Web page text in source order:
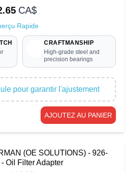
CA$
Rapide
CRAFTMANSHIP
High-grade steel and
precision bearings
pour garantir l'ajustement
AJOUTEZ AU PANIER
(OE SOLUTIONS) - 926-
Oil Filter Adapter